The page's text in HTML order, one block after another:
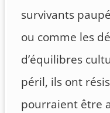
survivants
ou comme les
d’équilibres
péril, ils ont
pourraient être